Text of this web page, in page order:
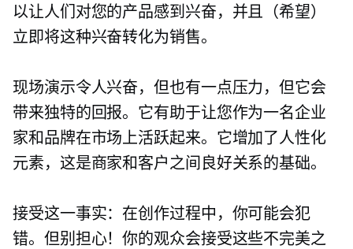
以让人们对您的产品感到兴奋，并且（希望）
立即将这种兴奋转化为销售。
现场演示令人兴奋，但也有一点压力，但它会
带来独特的回报。它有助于让您作为一名企业
家和品牌在市场上活跃起来。它增加了人性化
元素，这是商家和客户之间良好关系的基础。
接受这一事实：在创作过程中，你可能会犯
错。但别担心！你的观众会接受这些不完美之